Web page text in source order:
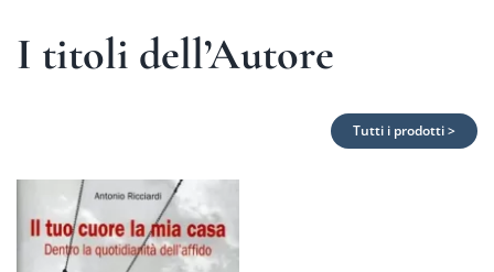
I titoli dell’Autore
Tutti i prodotti >